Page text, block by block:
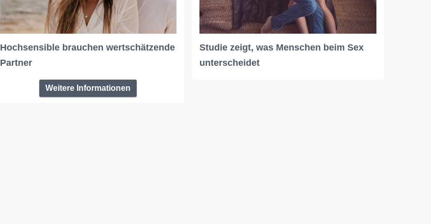
Hochsensible brauchen wertschätzende
Partner
Weitere Informationen
Studie zeigt, was Menschen beim Sex
unterscheidet